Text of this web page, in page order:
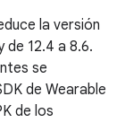
la versión
de 12.4 a 8.6.
se
de Wearable
de los